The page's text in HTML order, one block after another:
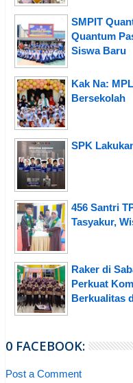
SMPIT
Quantum
Siswa Baru
Kak Na:
Bersekolah
SPK
456 Santri
Tasyakur,
Raker di
Perkuat
Berkualitas
0 FACEBOOK:
Post a Comment